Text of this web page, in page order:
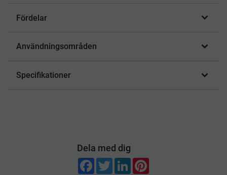
Fördelar
Användningsområden
Specifikationer
Dela med dig
F
T
w
L